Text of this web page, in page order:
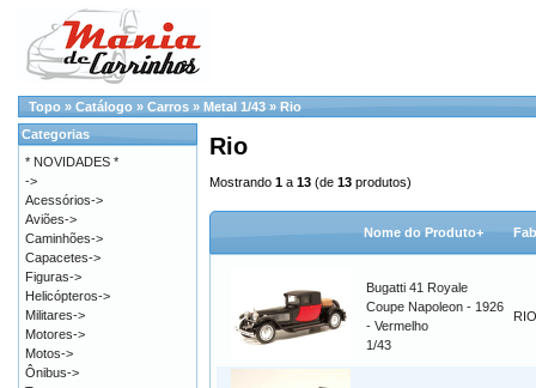
Topo » Catálogo » Carros » Metal 1/43 » Rio
Rio
Mostrando 1 a 13 (de 13 produtos)
Nome do Produto+
Bugatti 41 Royale
Coupe Napoleon - 1926
- Vermelho
1/43
RIO
Categorias
* NOVIDADES *
->
Acessórios->
Aviões->
Caminhões->
Capacetes->
Figuras->
Helicópteros->
Militares->
Motores->
Motos->
Ônibus->